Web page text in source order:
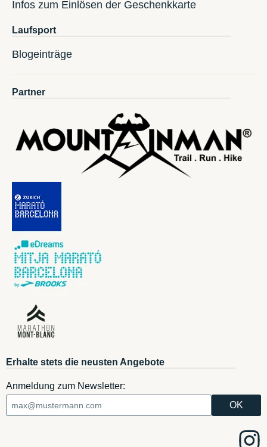
Infos zum Einlösen der Geschenkkarte
Laufsport
Blogeinträge
Partner
Erhalte stets die neusten Angebote
Anmeldung zum Newsletter: